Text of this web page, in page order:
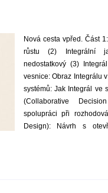
Nová cesta vpřed. Část
růstu (2) Integrální
nedostatkový (3)
vesnice: Obraz Integrálu
systémů: Jak Integrál ve
(Collaborative
spolupráci při
Design): Návrh s